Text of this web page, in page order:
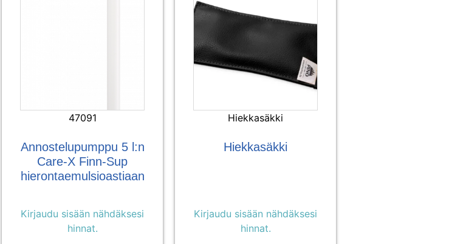
47091
Annostelupumppu 5 l:n
Care-X Finn-Sup
hierontaemulsioastiaan
Kirjaudu sisään nähdäksesi
hinnat.
Hiekkasäkki
Hiekkasäkki
Kirjaudu sisään nähdäksesi
hinnat.